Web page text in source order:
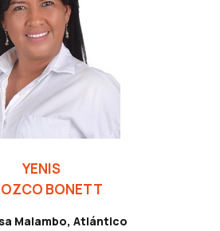
YENIS
BONETT
Malambo, Atlántico